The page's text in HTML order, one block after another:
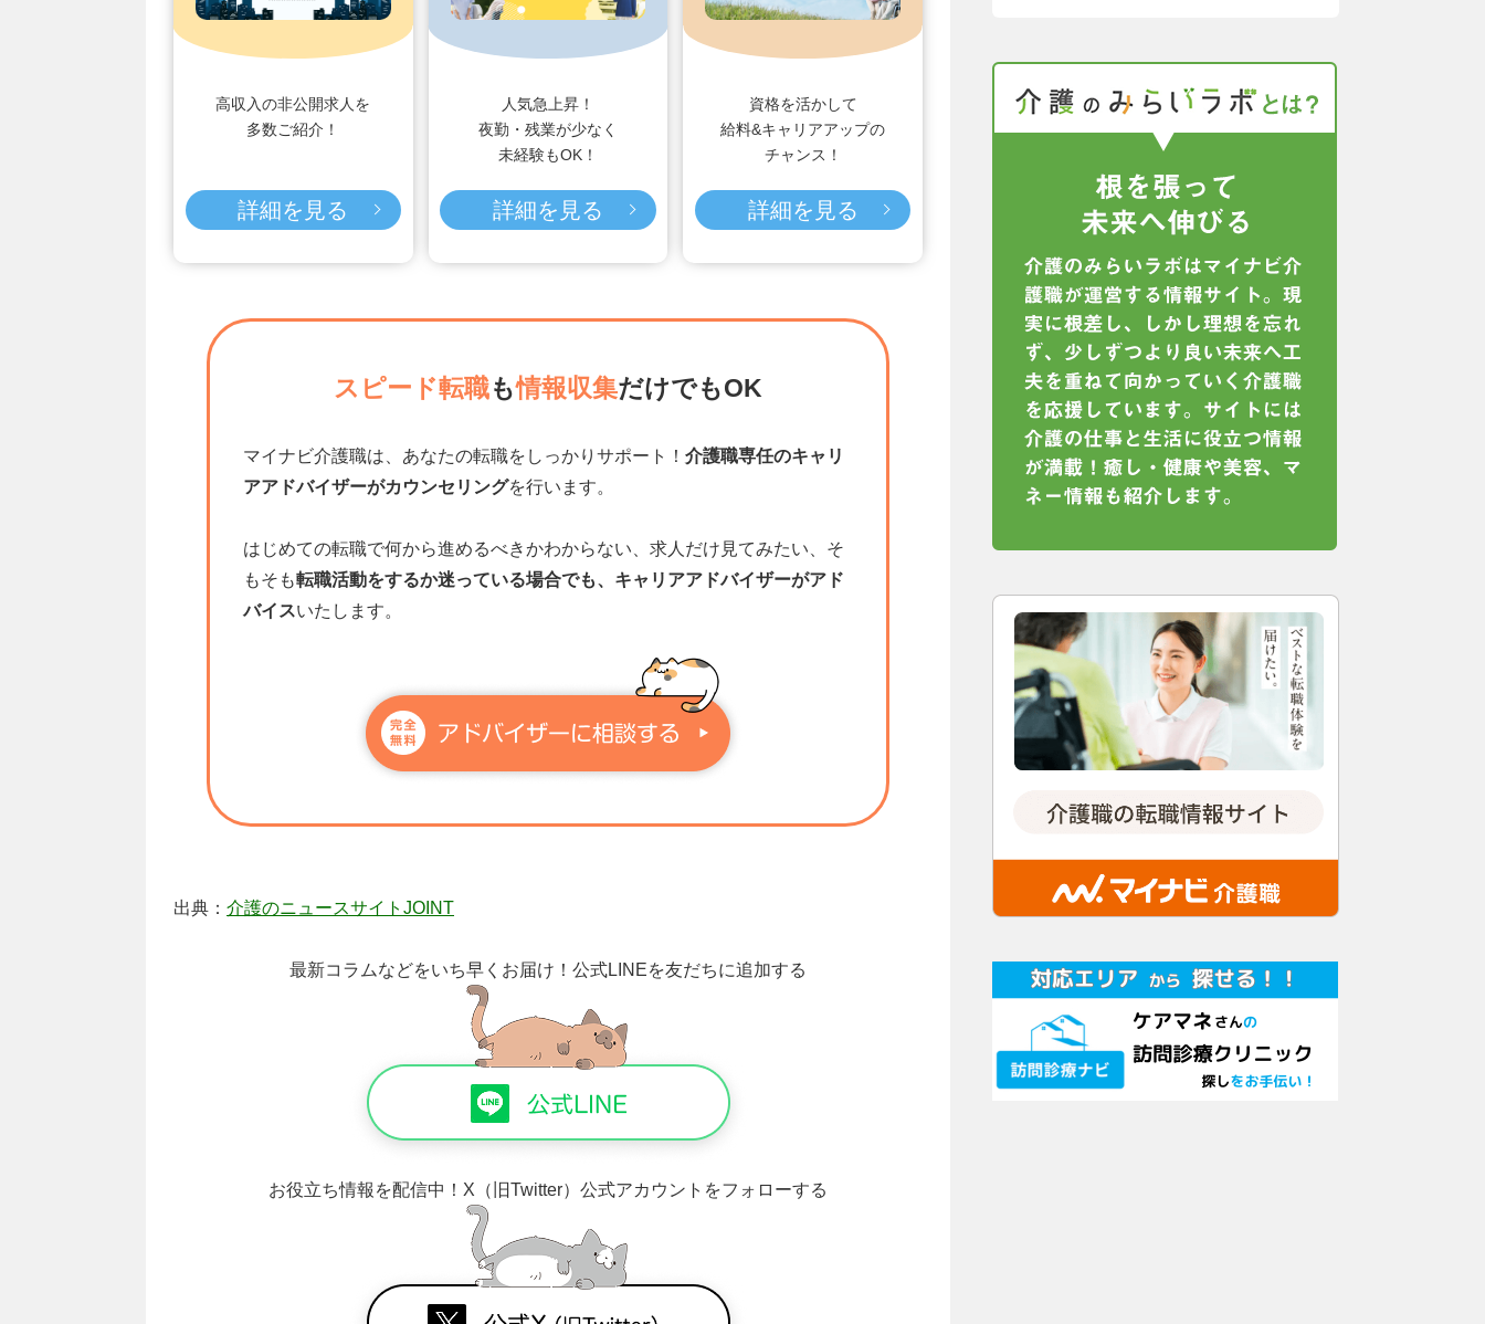
高収入の非公開求人を
多数ご紹介！
詳細を見る
人気急上昇！
夜勤・残業が少なく
未経験もOK！
詳細を見る
資格を活かして
給料&キャリアアップの
チャンス！
詳細を見る
スピード転職も情報収集だけでもOK
マイナビ介護職は、あなたの転職をしっかりサポート！ 介護職専任のキャリ
アアドバイザーがカウンセリングを行います。
はじめての転職で何から進めるべきかわからない、求人だけ見てみたい、そ
もそも転職活動をするか迷っている場合でも、キャリアアドバイザーがアド
バイスいたします。
出典： 介護のニュースサイトJOINT
最新コラムなどをいち早くお届け！ 公式LINEを友だちに追加する
お役立ち情報を配信中！ X（旧Twitter）公式アカウントをフォローする